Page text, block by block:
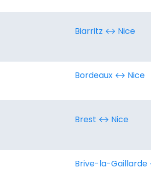
Biarritz ↔︎ Nice
Bordeaux ↔︎ Nice
Brest ↔︎ Nice
Brive-la-